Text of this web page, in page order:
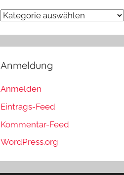
Kategorien
Anmeldung
Anmelden
Eintrags-Feed
Kommentar-Feed
WordPress.org